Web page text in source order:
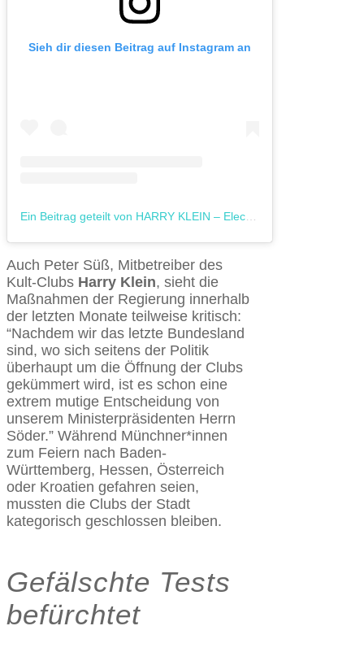
Sieh dir diesen Beitrag auf Instagram an
Auch Peter Süß, Mitbetreiber des
Kult-Clubs Harry Klein, sieht die
Maßnahmen der Regierung innerhalb
der letzten Monate teilweise kritisch:
“Nachdem wir das letzte Bundesland
sind, wo sich seitens der Politik
überhaupt um die Öffnung der Clubs
gekümmert wird, ist es schon eine
extrem mutige Entscheidung von
unserem Ministerpräsidenten Herrn
Söder.” Während Münchner*innen
zum Feiern nach Baden-
Württemberg, Hessen, Österreich
oder Kroatien gefahren seien,
mussten die Clubs der Stadt
kategorisch geschlossen bleiben.
Gefälschte Tests
befürchtet